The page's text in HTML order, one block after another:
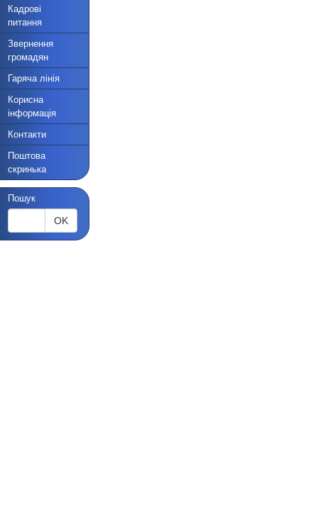
Кадрові
питання
Звернення
громадян
Гаряча лінія
Корисна
інформація
Контакти
Поштова
скринька
Пошук
OK